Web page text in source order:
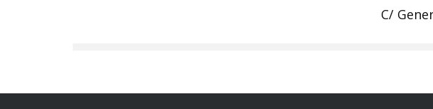
C/